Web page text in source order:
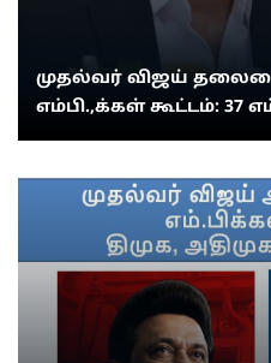
முதல்வர் விஜய்
எம்பி.,க்கள் கூட்டம்: 37